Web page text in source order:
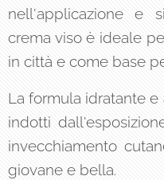
nell'applicazione e
crema viso è ideale
in città e come base
La formula idratante
indotti
invecchiamento
giovane e bella.